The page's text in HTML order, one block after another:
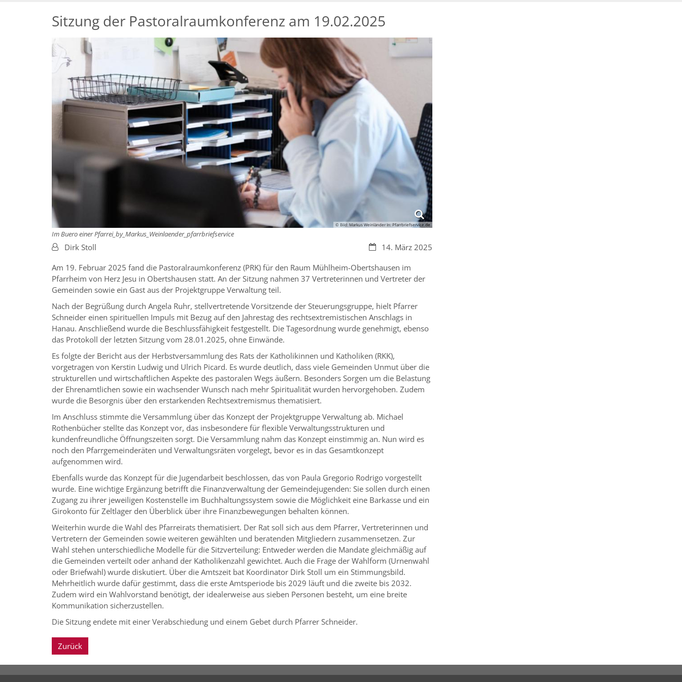
Sitzung der Pastoralraumkonferenz am 19.02.2025
© Bild: Markus Weinländer In: Pfarrbriefservice.de
Im Buero einer Pfarrei_by_Markus_Weinlaender_pfarrbriefservice
Datum:14. März 2025
Von:Dirk Stoll
Am 19. Februar 2025 fand die Pastoralraumkonferenz (PRK) für den Raum Mühlheim-Obertshausen im
Pfarrheim von Herz Jesu in Obertshausen statt. An der Sitzung nahmen 37 Vertreterinnen und Vertreter der
Gemeinden sowie ein Gast aus der Projektgruppe Verwaltung teil.
Nach der Begrüßung durch Angela Ruhr, stellvertretende Vorsitzende der Steuerungsgruppe, hielt Pfarrer
Schneider einen spirituellen Impuls mit Bezug auf den Jahrestag des rechtsextremistischen Anschlags in
Hanau. Anschließend wurde die Beschlussfähigkeit festgestellt. Die Tagesordnung wurde genehmigt, ebenso
das Protokoll der letzten Sitzung vom 28.01.2025, ohne Einwände.
Es folgte der Bericht aus der Herbstversammlung des Rats der Katholikinnen und Katholiken (RKK),
vorgetragen von Kerstin Ludwig und Ulrich Picard. Es wurde deutlich, dass viele Gemeinden Unmut über die
strukturellen und wirtschaftlichen Aspekte des pastoralen Wegs äußern. Besonders Sorgen um die Belastung
der Ehrenamtlichen sowie ein wachsender Wunsch nach mehr Spiritualität wurden hervorgehoben. Zudem
wurde die Besorgnis über den erstarkenden Rechtsextremismus thematisiert.
Im Anschluss stimmte die Versammlung über das Konzept der Projektgruppe Verwaltung ab. Michael
Rothenbücher stellte das Konzept vor, das insbesondere für flexible Verwaltungsstrukturen und
kundenfreundliche Öffnungszeiten sorgt. Die Versammlung nahm das Konzept einstimmig an. Nun wird es
noch den Pfarrgemeinderäten und Verwaltungsräten vorgelegt, bevor es in das Gesamtkonzept
aufgenommen wird.
Ebenfalls wurde das Konzept für die Jugendarbeit beschlossen, das von Paula Gregorio Rodrigo vorgestellt
wurde. Eine wichtige Ergänzung betrifft die Finanzverwaltung der Gemeindejugenden: Sie sollen durch einen
Zugang zu ihrer jeweiligen Kostenstelle im Buchhaltungssystem sowie die Möglichkeit eine Barkasse und ein
Girokonto für Zeltlager den Überblick über ihre Finanzbewegungen behalten können.
Weiterhin wurde die Wahl des Pfarreirats thematisiert. Der Rat soll sich aus dem Pfarrer, Vertreterinnen und
Vertretern der Gemeinden sowie weiteren gewählten und beratenden Mitgliedern zusammensetzen. Zur
Wahl stehen unterschiedliche Modelle für die Sitzverteilung: Entweder werden die Mandate gleichmäßig auf
die Gemeinden verteilt oder anhand der Katholikenzahl gewichtet. Auch die Frage der Wahlform (Urnenwahl
oder Briefwahl) wurde diskutiert. Über die Amtszeit bat Koordinator Dirk Stoll um ein Stimmungsbild.
Mehrheitlich wurde dafür gestimmt, dass die erste Amtsperiode bis 2029 läuft und die zweite bis 2032.
Zudem wird ein Wahlvorstand benötigt, der idealerweise aus sieben Personen besteht, um eine breite
Kommunikation sicherzustellen.
Die Sitzung endete mit einer Verabschiedung und einem Gebet durch Pfarrer Schneider.
Zurück